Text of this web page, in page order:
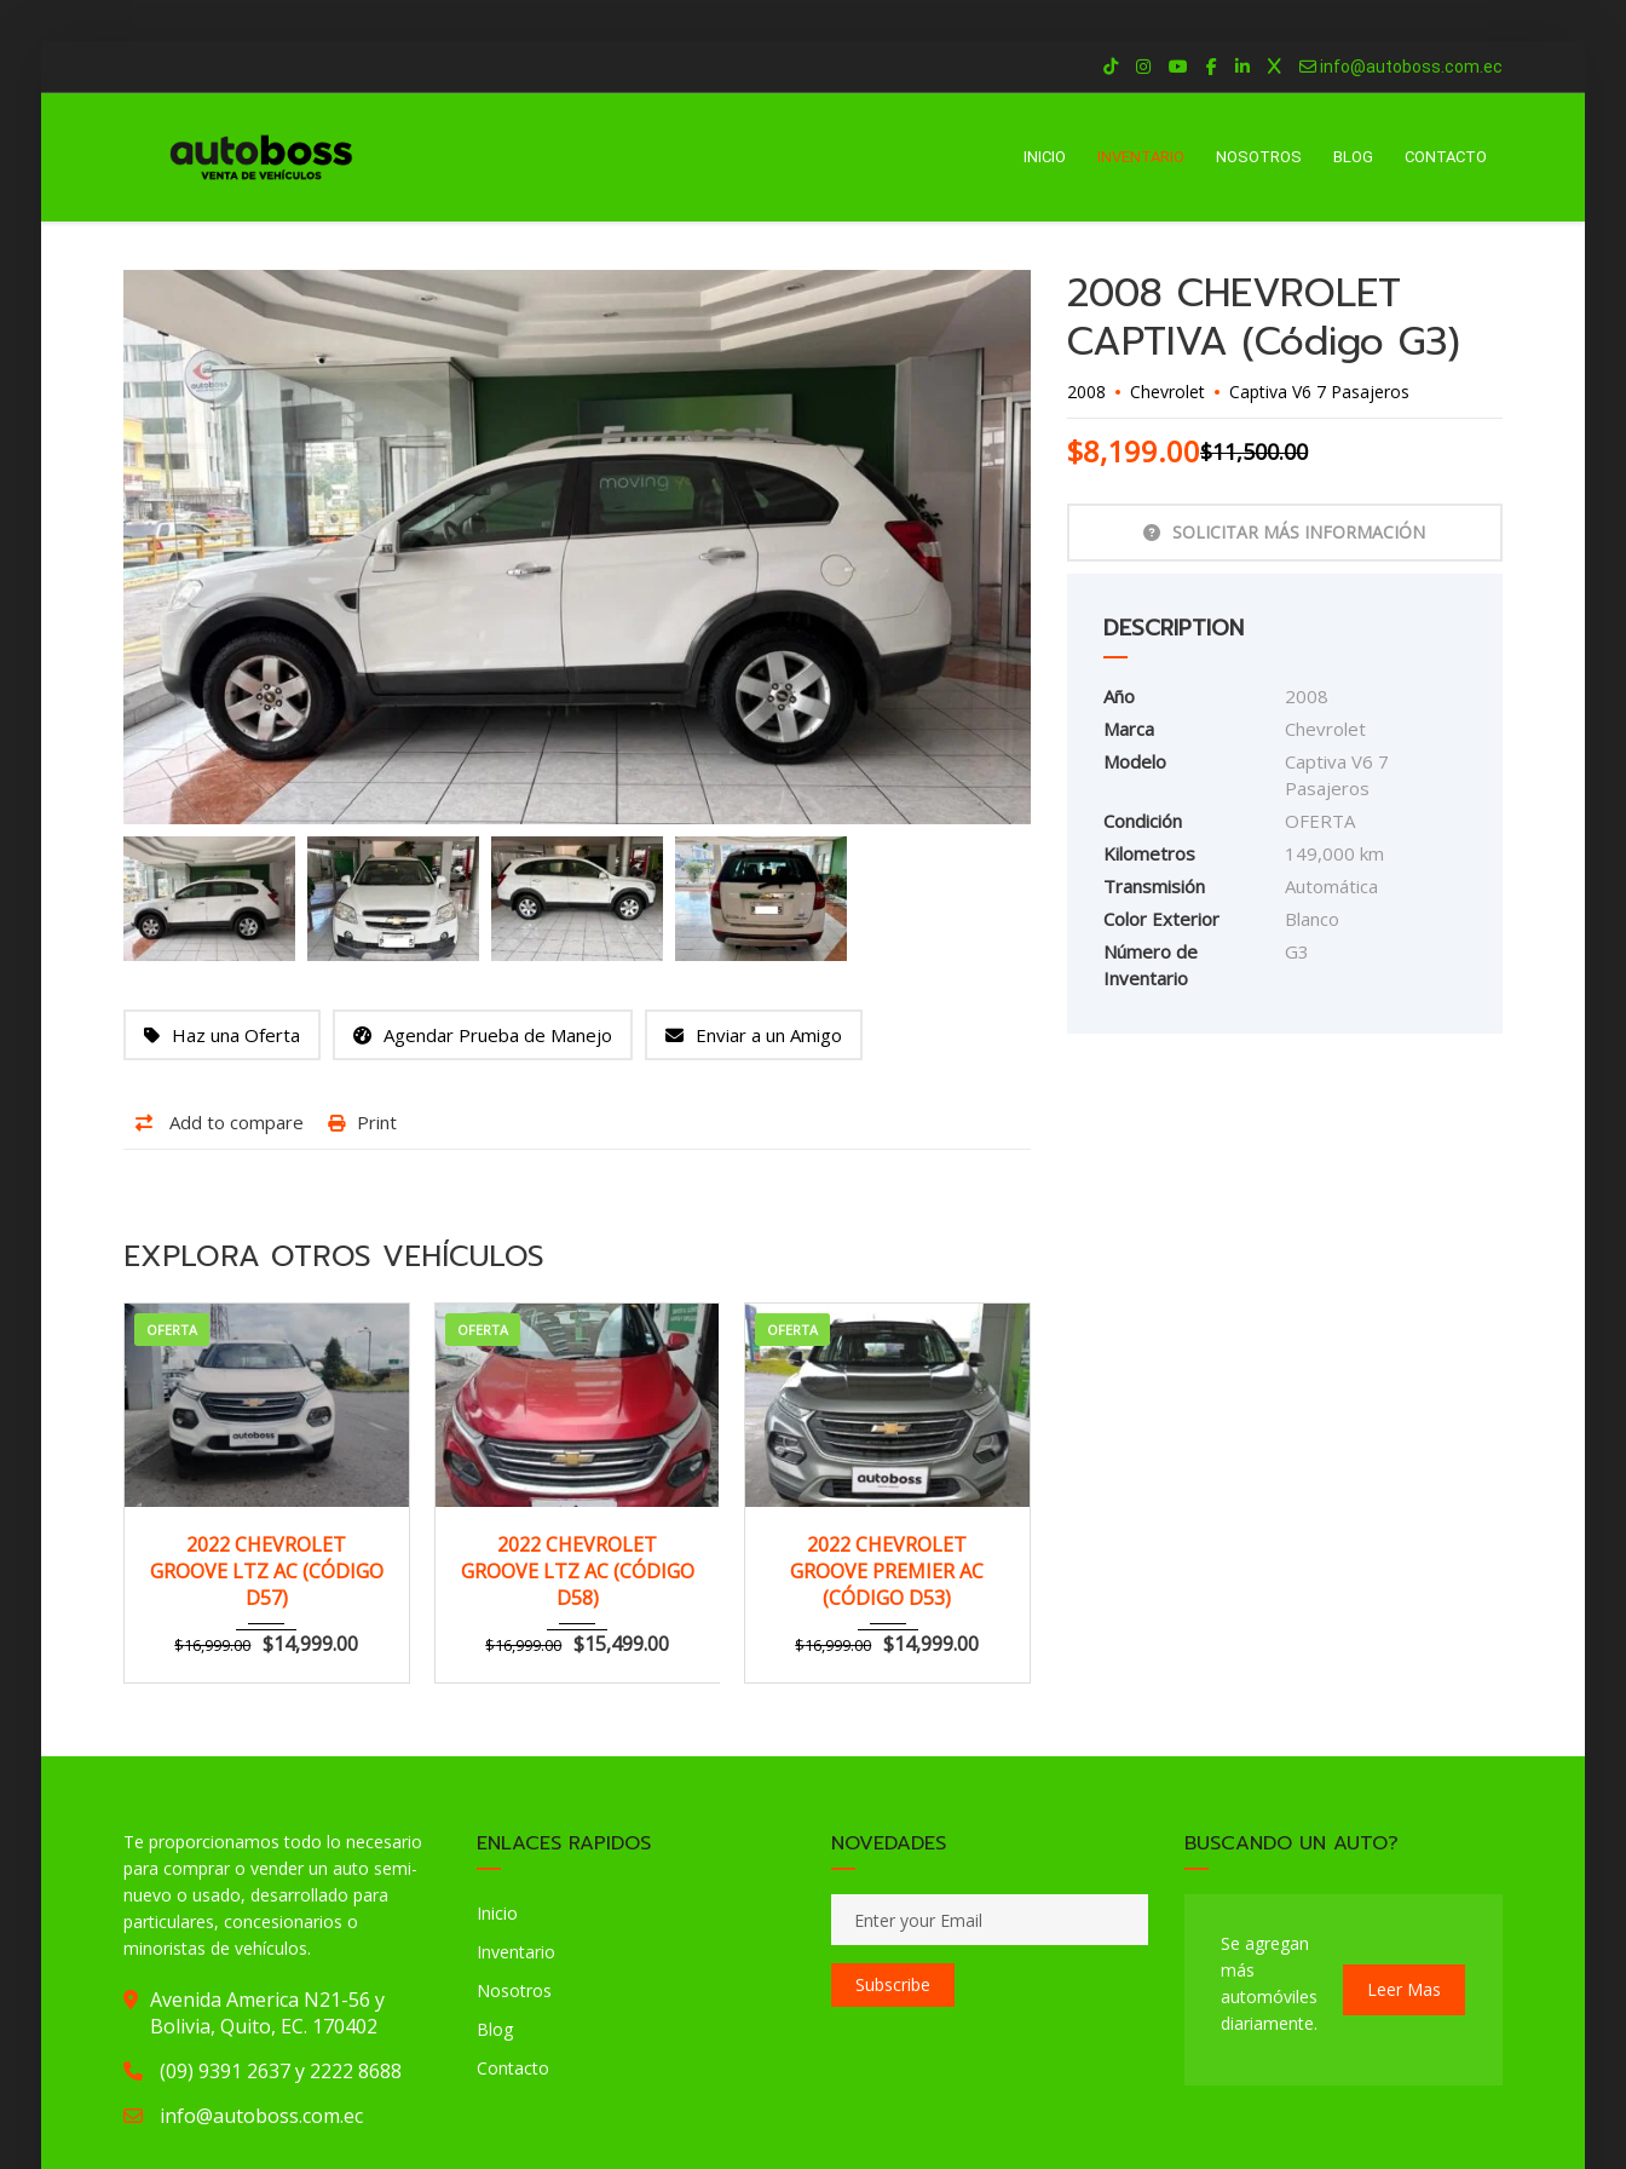
info@autoboss.com.ec
INICIO INVENTARIO NOSOTROS BLOG CONTACTO
Haz una Oferta Agendar Prueba de Manejo Enviar a un Amigo
Add to compare Print
EXPLORA OTROS VEHÍCULOS
OFERTA
2022
Manua...
141,000 km
2022 CHEVROLET
GROOVE LTZ AC (CÓDIGO
D57)
$16,999.00 $14,999.00
OFERTA
2022
Manua...
132,000 km
2022 CHEVROLET
GROOVE LTZ AC (CÓDIGO
D58)
$16,999.00 $15,499.00
OFERTA
2022
Manua...
150,000 km
2022 CHEVROLET
GROOVE PREMIER AC
(CÓDIGO D53)
$16,999.00 $14,999.00
2008 CHEVROLET
CAPTIVA (Código G3)
2008 Chevrolet Captiva V6 7 Pasajeros
$11,500.00
$8,199.00
SOLICITAR MÁS INFORMACIÓN
DESCRIPTION
Año
2008
Marca
Chevrolet
Modelo
Captiva V6 7
Pasajeros
Condición
OFERTA
Kilometros
149,000 km
Transmisión
Automática
Color Exterior
Blanco
Número de
Inventario
G3
Te proporcionamos todo lo necesario
para comprar o vender un auto semi-
nuevo o usado, desarrollado para
particulares, concesionarios o
minoristas de vehículos.
Avenida America N21-56 y
Bolivia, Quito, EC. 170402
(09) 9391 2637 y 2222 8688
info@autoboss.com.ec
ENLACES RAPIDOS
Inicio
Inventario
Nosotros
Blog
Contacto
NOVEDADES
Subscribe
BUSCANDO UN AUTO?
Se agregan
más
automóviles
diariamente.
Leer Mas